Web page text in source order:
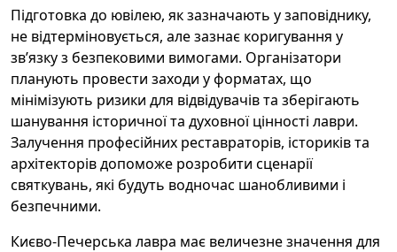
Підготовка до ювілею, як зазначають у заповіднику,
не відтерміновується, але зазнає коригування у
зв’язку з безпековими вимогами. Організатори
планують провести заходи у форматах, що
мінімізують ризики для відвідувачів та зберігають
шанування історичної та духовної цінності лаври.
Залучення професійних реставраторів, істориків та
архітекторів допоможе розробити сценарії
святкувань, які будуть водночас шанобливими і
безпечними.
Києво-Печерська лавра має величезне значення для